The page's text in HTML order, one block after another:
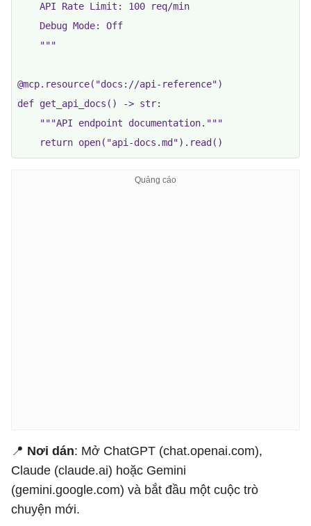
    API Rate Limit: 100 req/min
    Debug Mode: Off
    """
@mcp.resource("docs://api-reference")
def get_api_docs() -> str:
    """API endpoint documentation."""
    return open("api-docs.md").read()
📍 Nơi dán: Mở ChatGPT (chat.openai.com),
Claude (claude.ai) hoặc Gemini
(gemini.google.com) và bắt đầu một cuộc trò
chuyện mới.